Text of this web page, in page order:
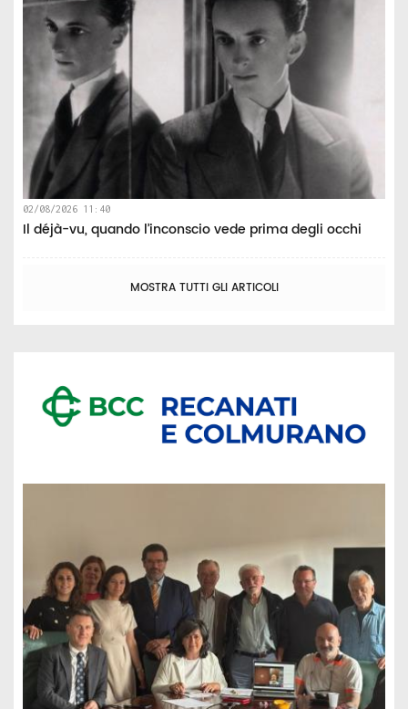
02/08/2026 11:40
Il déjà-vu, quando l’inconscio vede prima degli occhi
MOSTRA TUTTI GLI ARTICOLI